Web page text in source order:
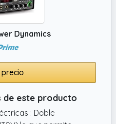
de carga frecuentes
períodos
Dynamics
de este producto
: Doble